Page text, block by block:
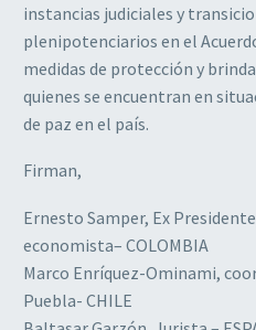
instancias judiciales y
plenipotenciarios en el
medidas de protección y
quienes se encuentran en
de paz en el país.
Firman,
Ernesto Samper, Ex
economista– COLOMBIA
Marco Enríquez-Ominami,
Puebla- CHILE